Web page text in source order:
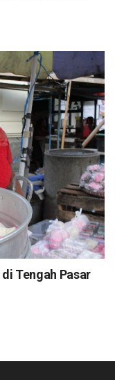
Tengah Pasar